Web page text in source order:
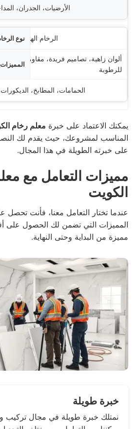
الأرضيات، الجدران،
الرخام الهندي
ألوان زاهية، تصاميم فريدة، مقاومة
للرطوبة
الحمامات، المطابخ، الديكورات
يمكنك الاعتماد على خبرة معلم رخام
المناسب لمشروعك، حيث يقدم لك
على خبرته الطويلة في هذا المجال.
مميزات التعامل مع
الكويت
عندما تختار التعامل معنا، فأنت
المميزات التي تضمن لك الحصول على
مميزة من البداية وحتى النهاية.
خبرة طويلة
نمتلك خبرة طويلة في مجال تركيب